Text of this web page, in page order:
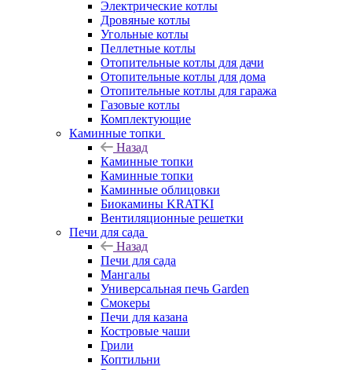
Электрические котлы
Дровяные котлы
Угольные котлы
Пеллетные котлы
Отопительные котлы для дачи
Отопительные котлы для дома
Отопительные котлы для гаража
Газовые котлы
Комплектующие
Каминные топки
Назад
Каминные топки
Каминные топки
Каминные облицовки
Биокамины KRATKI
Вентиляционные решетки
Печи для сада
Назад
Печи для сада
Мангалы
Универсальная печь Garden
Смокеры
Печи для казана
Костровые чаши
Грили
Коптильни